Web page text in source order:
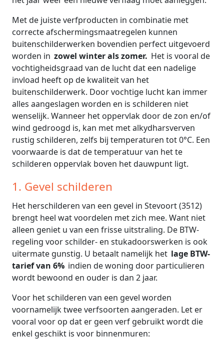
Met de juiste verfproducten in combinatie met
correcte afschermingsmaatregelen kunnen
buitenschilderwerken bovendien perfect uitgevoerd
worden in zowel winter als zomer. Het is vooral de
vochtigheidsgraad van de lucht dat een nadelige
invload heeft op de kwaliteit van het
buitenschilderwerk. Door vochtige lucht kan immer
alles aangeslagen worden en is schilderen niet
wenselijk. Wanneer het oppervlak door de zon en/of
wind gedroogd is, kan met met alkydharsverven
rustig schilderen, zelfs bij temperaturen tot 0°C. Een
voorwaarde is dat de temperatuur van het te
schilderen oppervlak boven het dauwpunt ligt.
1. Gevel schilderen
Het herschilderen van een gevel in Stevoort (3512)
brengt heel wat voordelen met zich mee. Want niet
alleen geniet u van een frisse uitstraling. De BTW-
regeling voor schilder- en stukadoorswerken is ook
uitermate gunstig. U betaalt namelijk het lage BTW-
tarief van 6% indien de woning door particulieren
wordt bewoond en ouder is dan 2 jaar.
Voor het schilderen van een gevel worden
voornamelijk twee verfsoorten aangeraden. Let er
vooral voor op dat er geen verf gebruikt wordt die
enkel geschikt is voor binnenmuren: